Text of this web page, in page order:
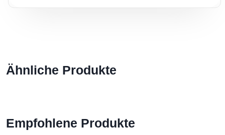
Ähnliche Produkte
Empfohlene Produkte